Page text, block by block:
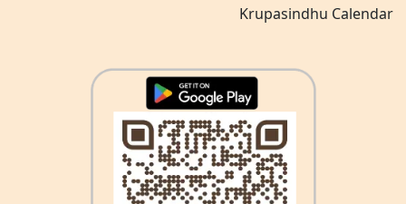
Krupasindhu Calendar